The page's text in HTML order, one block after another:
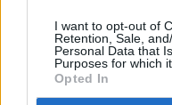
I want to opt-out of
Retention, Sale,
Personal Data that
Purposes for which
Opted In